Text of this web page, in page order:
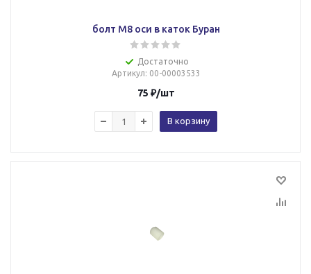
болт М8 оси в каток Буран
Достаточно
Артикул: 00-00003533
75 ₽/шт
В корзину